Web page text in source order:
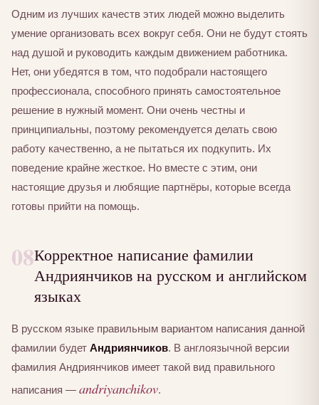
Одним из лучших качеств этих людей можно выделить
умение организовать всех вокруг себя. Они не будут стоять
над душой и руководить каждым движением работника.
Нет, они убедятся в том, что подобрали настоящего
профессионала, способного принять самостоятельное
решение в нужный момент. Они очень честны и
принципиальны, поэтому рекомендуется делать свою
работу качественно, а не пытаться их подкупить. Их
поведение крайне жесткое. Но вместе с этим, они
настоящие друзья и любящие партнёры, которые всегда
готовы прийти на помощь.
08Корректное написание фамилии
Андриянчиков на русском и английском
языках
В русском языке правильным вариантом написания данной
фамилии будет Андриянчиков. В англоязычной версии
фамилия Андриянчиков имеет такой вид правильного
написания — andriyanchikov.